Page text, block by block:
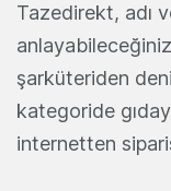
Tazedirekt, adı
şarküteriden
kategoride
internetten